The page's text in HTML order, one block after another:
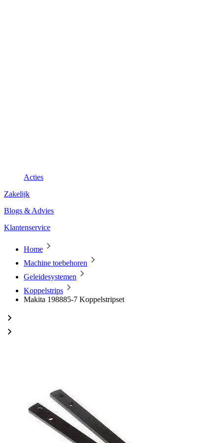
Acties
Zakelijk
Blogs & Advies
Klantenservice
Home
Machine toebehoren
Geleidesystemen
Koppelstrips
Makita 198885-7 Koppelstripset